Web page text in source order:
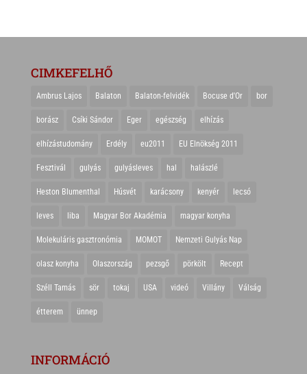
CIMKEFELHŐ
Ambrus Lajos Balaton Balaton-felvidék Bocuse d'Or bor
borász Csíki Sándor Eger egészség elhízás
elhízástudomány Erdély eu2011 EU Elnökség 2011
Fesztivál gulyás gulyásleves hal halászlé
Heston Blumenthal Húsvét karácsony kenyér lecsó
leves liba Magyar Bor Akadémia magyar konyha
Molekuláris gasztronómia MOMOT Nemzeti Gulyás Nap
olasz konyha Olaszország pezsgő pörkölt Recept
Széll Tamás sör tokaj USA videó Villány Válság
étterem ünnep
INFORMÁCIÓ